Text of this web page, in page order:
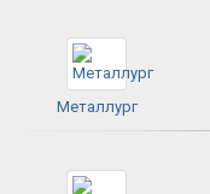
Металлург